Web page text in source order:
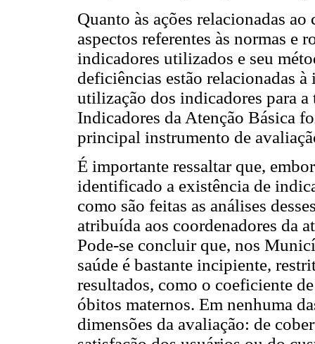
Quanto às ações relacionadas
aspectos referentes às normas e
indicadores utilizados e seu
deficiências estão relacionadas
utilização dos indicadores para a
Indicadores da Atenção Básica
principal instrumento de
É importante ressaltar que,
identificado a existência de
como são feitas as análises
atribuída aos coordenadores da
Pode-se concluir que, nos
saúde é bastante incipiente,
resultados, como o coeficiente
óbitos maternos. Em nenhuma
dimensões da avaliação: de